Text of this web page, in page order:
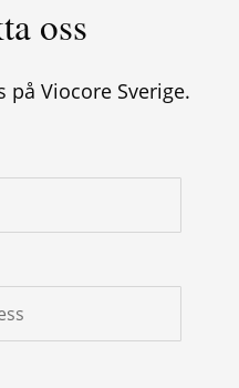
oss
på Viocore Sverige.